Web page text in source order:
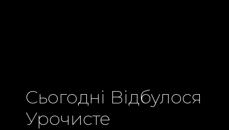
Сьогодні Відбулося
Урочисте